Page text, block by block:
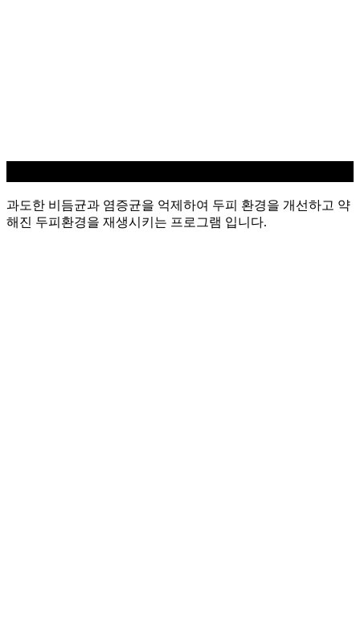
과도한 비듬균과 염증균을 억제하여 두피 환경을 개선하고 약
해진 두피환경을 재생시키는 프로그램 입니다.